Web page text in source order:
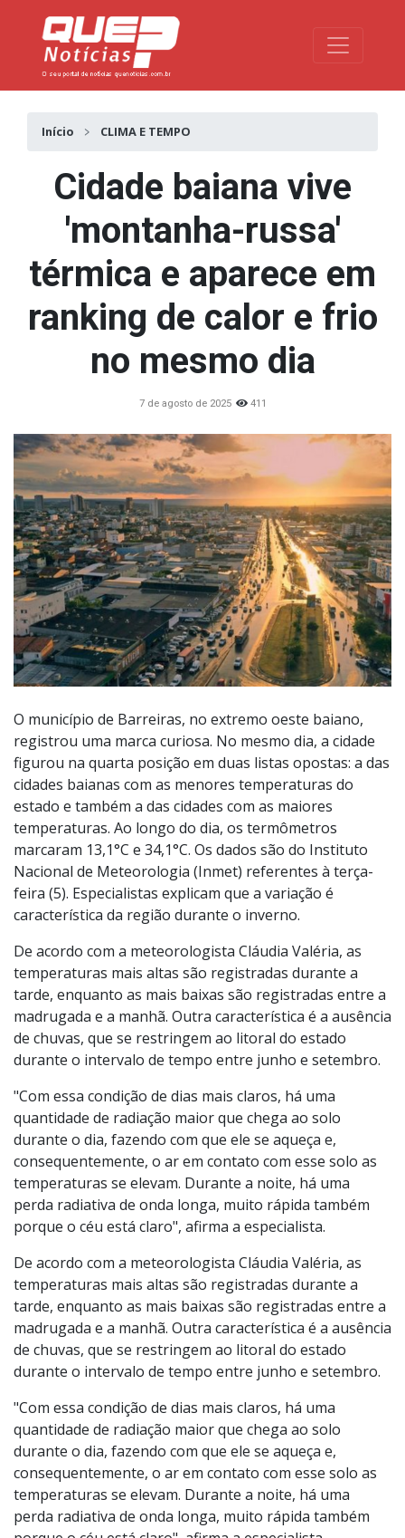
Toggle
Início CLIMA E TEMPO
Cidade baiana vive
'montanha-russa'
térmica e aparece em
ranking de calor e frio
no mesmo dia
7 de agosto de 2025 411
O município de Barreiras, no extremo oeste baiano,
registrou uma marca curiosa. No mesmo dia, a cidade
figurou na quarta posição em duas listas opostas: a das
cidades baianas com as menores temperaturas do
estado e também a das cidades com as maiores
temperaturas. Ao longo do dia, os termômetros
marcaram 13,1°C e 34,1°C. Os dados são do Instituto
Nacional de Meteorologia (Inmet) referentes à terça-
feira (5). Especialistas explicam que a variação é
característica da região durante o inverno.
De acordo com a meteorologista Cláudia Valéria, as
temperaturas mais altas são registradas durante a
tarde, enquanto as mais baixas são registradas entre a
madrugada e a manhã. Outra característica é a ausência
de chuvas, que se restringem ao litoral do estado
durante o intervalo de tempo entre junho e setembro.
"Com essa condição de dias mais claros, há uma
quantidade de radiação maior que chega ao solo
durante o dia, fazendo com que ele se aqueça e,
consequentemente, o ar em contato com esse solo as
temperaturas se elevam. Durante a noite, há uma
perda radiativa de onda longa, muito rápida também
porque o céu está claro", afirma a especialista.
De acordo com a meteorologista Cláudia Valéria, as
temperaturas mais altas são registradas durante a
tarde, enquanto as mais baixas são registradas entre a
madrugada e a manhã. Outra característica é a ausência
de chuvas, que se restringem ao litoral do estado
durante o intervalo de tempo entre junho e setembro.
"Com essa condição de dias mais claros, há uma
quantidade de radiação maior que chega ao solo
durante o dia, fazendo com que ele se aqueça e,
consequentemente, o ar em contato com esse solo as
temperaturas se elevam. Durante a noite, há uma
perda radiativa de onda longa, muito rápida também